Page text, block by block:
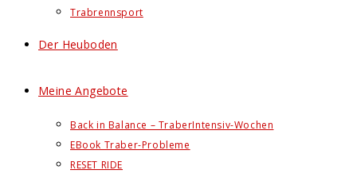
Trabrennsport
Der Heuboden
Meine Angebote
Back in Balance – TraberIntensiv-Wochen
EBook Traber-Probleme
RESET RIDE